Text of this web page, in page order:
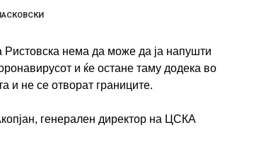
Ристовска нема да може да ја напушти
и ќе остане таму додека во
и не се отворат границите.
генерален директор на ЦСКА